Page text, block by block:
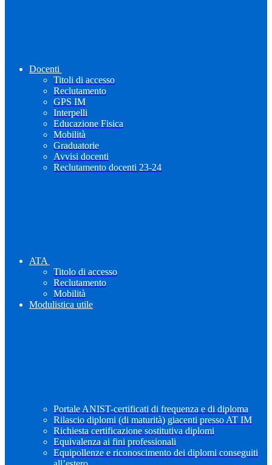
Docenti
Titoli di accesso
Reclutamento
GPS IM
Interpelli
Educazione Fisica
Mobilità
Graduatorie
Avvisi docenti
Reclutamento docenti 23-24
ATA
Titolo di accesso
Reclutamento
Mobilità
Modulistica utile
Portale ANIST-certificati di frequenza e di diploma
Rilascio diplomi (di maturità) giacenti presso AT IM
Richiesta certificazione sostitutiva diplomi
Equivalenza ai fini professionali
Equipollenze e riconoscimento dei diplomi conseguiti